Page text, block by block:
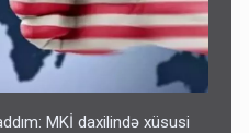
MKİ daxilində xüsusi